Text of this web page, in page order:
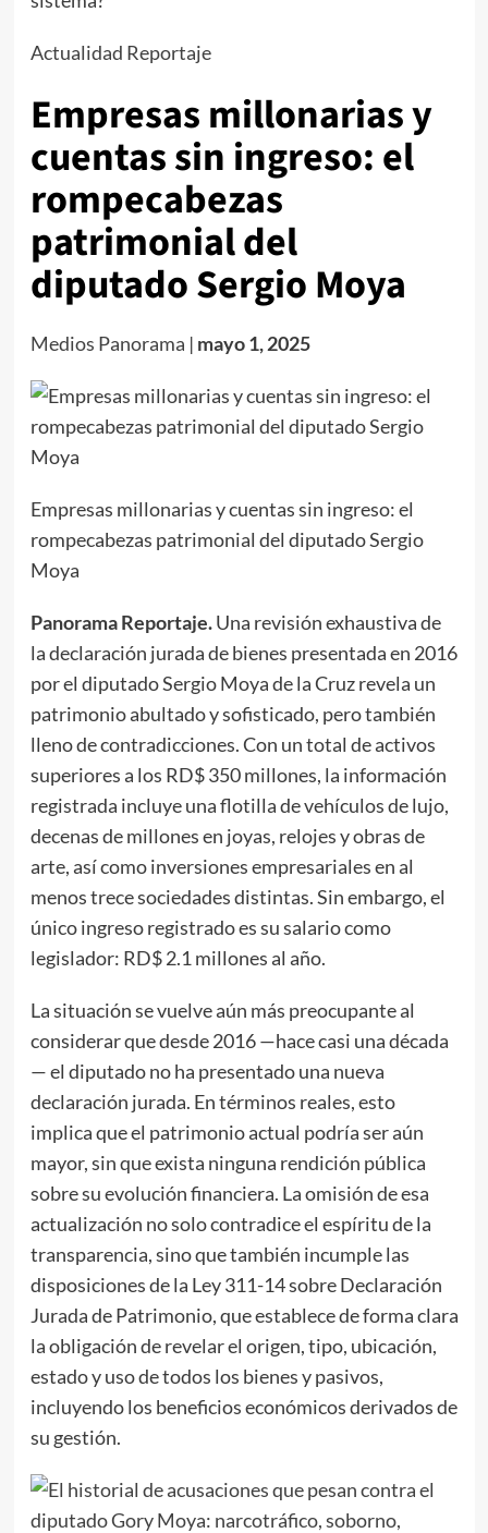
Actualidad Reportaje
Empresas millonarias y
cuentas sin ingreso: el
rompecabezas
patrimonial del
diputado Sergio Moya
Medios Panorama | mayo 1, 2025
Empresas millonarias y cuentas sin ingreso: el
rompecabezas patrimonial del diputado Sergio
Moya
Panorama Reportaje.Una revisión exhaustiva de
la declaración jurada de bienes presentada en 2016
por el diputado Sergio Moya de la Cruz revela un
patrimonio abultado y sofisticado, pero también
lleno de contradicciones. Con un total de activos
superiores a los RD$ 350 millones, la información
registrada incluye una flotilla de vehículos de lujo,
decenas de millones en joyas, relojes y obras de
arte, así como inversiones empresariales en al
menos trece sociedades distintas. Sin embargo, el
único ingreso registrado es su salario como
legislador: RD$ 2.1 millones al año.
La situación se vuelve aún más preocupante al
considerar que desde 2016 —hace casi una década
— el diputado no ha presentado una nueva
declaración jurada. En términos reales, esto
implica que el patrimonio actual podría ser aún
mayor, sin que exista ninguna rendición pública
sobre su evolución financiera. La omisión de esa
actualización no solo contradice el espíritu de la
transparencia, sino que también incumple las
disposiciones de la Ley 311-14 sobre Declaración
Jurada de Patrimonio, que establece de forma clara
la obligación de revelar el origen, tipo, ubicación,
estado y uso de todos los bienes y pasivos,
incluyendo los beneficios económicos derivados de
su gestión.